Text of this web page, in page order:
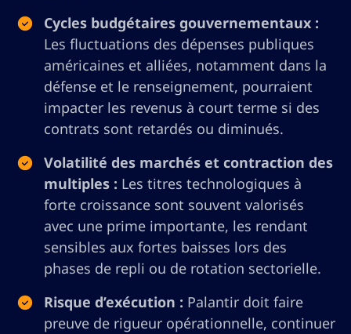
Cycles budgétaires gouvernementaux :
Les fluctuations des dépenses publiques
américaines et alliées, notamment dans la
défense et le renseignement, pourraient
impacter les revenus à court terme si des
contrats sont retardés ou diminués.
Volatilité des marchés et contraction des
multiples : Les titres technologiques à
forte croissance sont souvent valorisés
avec une prime importante, les rendant
sensibles aux fortes baisses lors des
phases de repli ou de rotation sectorielle.
Risque d’exécution : Palantir doit faire
preuve de rigueur opérationnelle, continuer